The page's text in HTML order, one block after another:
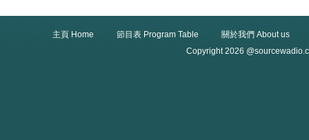
主頁 Home 節目表 Program Table
關於我們 About us
Copyright 2026